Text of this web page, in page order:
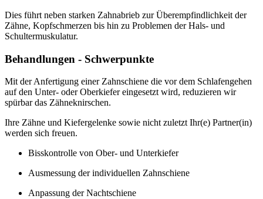
Dies führt neben starken Zahnabrieb zur Überempfindlichkeit der
Zähne, Kopfschmerzen bis hin zu Problemen der Hals- und
Schultermuskulatur.
Behandlungen - Schwerpunkte
Mit der Anfertigung einer Zahnschiene die vor dem Schlafengehen
auf den Unter- oder Oberkiefer eingesetzt wird, reduzieren wir
spürbar das Zähneknirschen.
Ihre Zähne und Kiefergelenke sowie nicht zuletzt Ihr(e) Partner(in)
werden sich freuen.
Bisskontrolle von Ober- und Unterkiefer
Ausmessung der individuellen Zahnschiene
Anpassung der Nachtschiene